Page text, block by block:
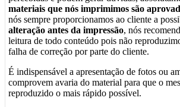
materiais que nós imprimimos são
nós sempre proporcionamos ao cliente a
alteração antes da impressão, nós
leitura de todo conteúdo pois não
falha de correção por parte do cliente.
É indispensável a apresentação de fotos ou
comprovem avaria do material para que o
reproduzido o mais rápido possível.